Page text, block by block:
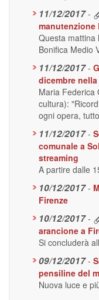
11/12/2017 -
manutenzione
Questa mattina
Bonifica Medio
11/12/2017 -
dicembre
Maria Federica
cultura):
ogni opera,
11/12/2017 -
comunale a
streaming
A partire dalle
10/12/2017 -
Firenze
10/12/2017 -
arancione a
Si concluderà
09/12/2017 -
pensiline del
Nuova luce e